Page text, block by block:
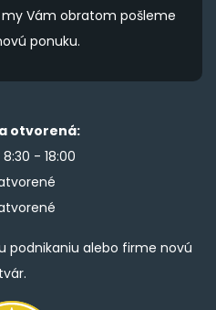
Vám obratom pošleme
ponuku.
otvorená:
- 18:00
podnikaniu alebo firme novú
tvár.